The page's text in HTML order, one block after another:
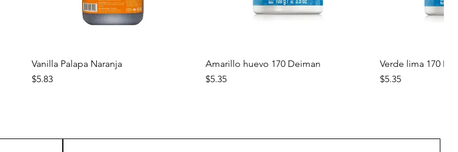
Vista rápida
Vanilla Palapa Naranja
Precio
$5.83
Vista rápida
Amarillo huevo 170 Deiman
Precio
$5.35
Verde lima 170
Precio
$5.35